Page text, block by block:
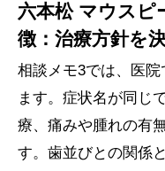
六本松 マウスピ
徴：治療方針を
相談メモ3では、医
ます。症状名が同じ
療、痛みや腫れの有
す。歯並びとの関係